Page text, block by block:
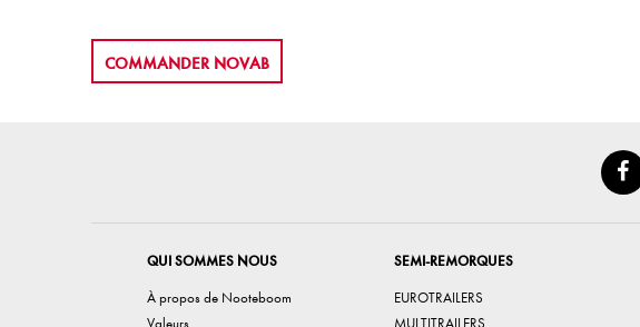
COMMANDER NOVAB
QUI SOMMES NOUS
À propos de Nooteboom
Valeurs
SEMI-REMORQUES
EUROTRAILERS
MULTITRAILERS